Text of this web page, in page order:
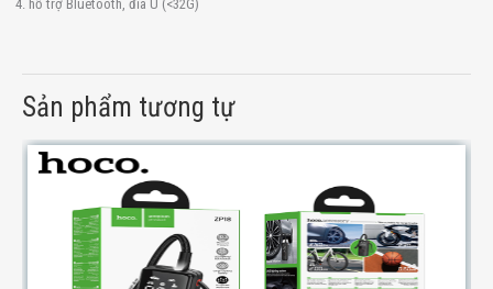
4. hỗ trợ Bluetooth, đĩa U (<32G)
Sản phẩm tương tự